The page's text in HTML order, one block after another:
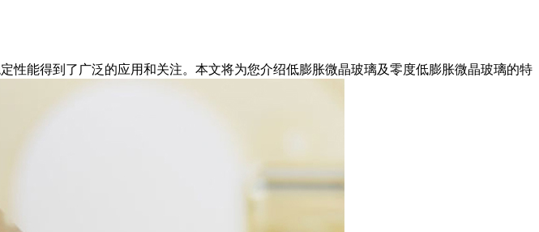
能得到了广泛的应用和关注。本文将为您介绍低膨胀微晶玻璃及零度低膨胀微晶玻璃的特